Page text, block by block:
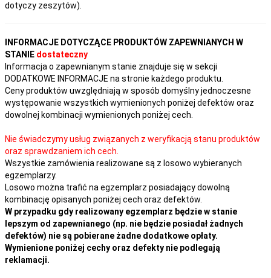
dotyczy zeszytów).
INFORMACJE DOTYCZĄCE PRODUKTÓW ZAPEWNIANYCH W
STANIE dostateczny
Informacja o zapewnianym stanie znajduje się w sekcji
DODATKOWE INFORMACJE na stronie każdego produktu.
Ceny produktów uwzględniają w sposób domyślny jednoczesne
występowanie wszystkich wymienionych poniżej defektów oraz
dowolnej kombinacji wymienionych poniżej cech.
Nie świadczymy usług związanych z weryfikacją stanu produktów
oraz sprawdzaniem ich cech.
Wszystkie zamówienia realizowane są z losowo wybieranych
egzemplarzy.
Losowo można trafić na egzemplarz posiadający dowolną
kombinację opisanych poniżej cech oraz defektów.
W przypadku gdy realizowany egzemplarz będzie w stanie
lepszym od zapewnianego (np. nie będzie posiadał żadnych
defektów) nie są pobierane żadne dodatkowe opłaty.
Wymienione poniżej cechy oraz defekty nie podlegają
reklamacji.